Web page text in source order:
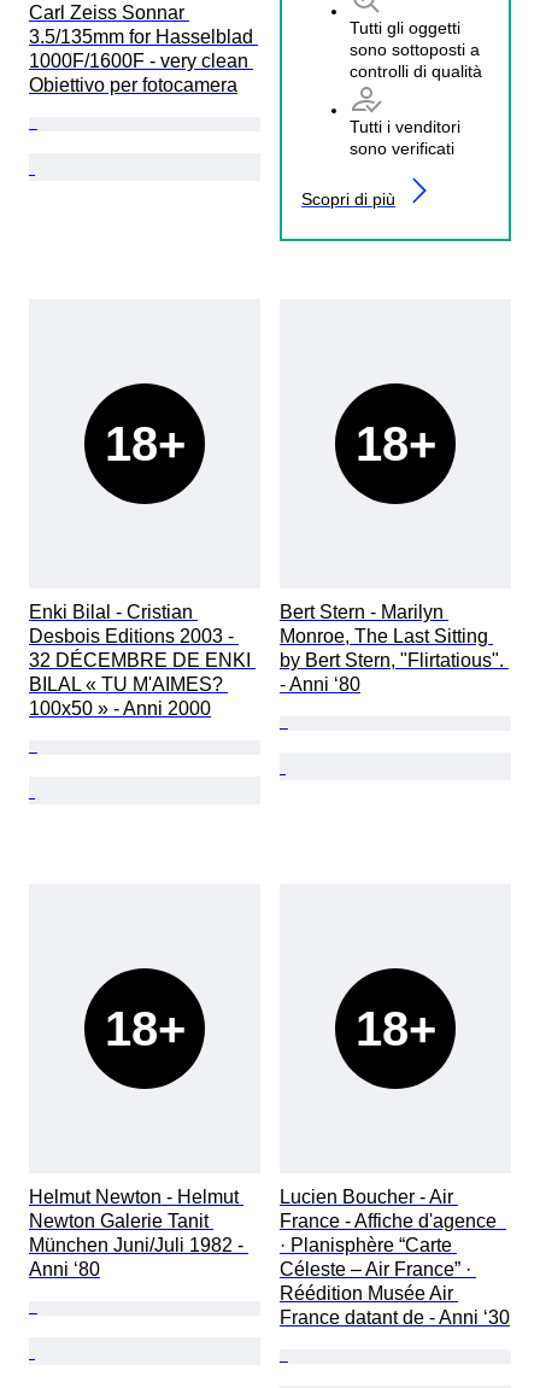
Tutti gli oggetti
sono sottoposti a
controlli di qualità
Tutti i venditori
sono verificati
Scopri di più
Carl Zeiss Sonnar
3.5/135mm for Hasselblad
1000F/1600F - very clean
Obiettivo per fotocamera
18+
Enki Bilal - Cristian
Desbois Editions 2003 -
32 DÉCEMBRE DE ENKI
BILAL « TU M'AIMES?
100x50 » - Anni 2000
18+
Bert Stern - Marilyn
Monroe, The Last Sitting
by Bert Stern, "Flirtatious".
- Anni ‘80
18+
Helmut Newton - Helmut
Newton Galerie Tanit
München Juni/Juli 1982 -
Anni ‘80
18+
Lucien Boucher - Air
France - Affiche d'agence
· Planisphère “Carte
Céleste – Air France” ·
Réédition Musée Air
France datant de - Anni ‘30